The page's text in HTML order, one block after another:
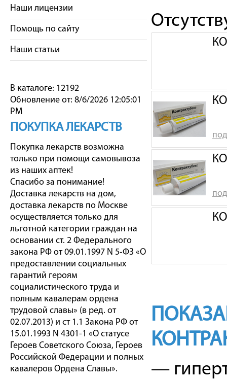
Наши лицензии
Помощь по сайту
Наши статьи
В каталоге: 12192
Обновление от: 8/6/2026 12:05:01
PM
ПОКУПКА ЛЕКАРСТВ
Покупка лекарств возможна
только при помощи самовывоза
из наших аптек!
Спасибо за понимание!
Доставка лекарств на дом,
доставка лекарств по Москве
осуществляется только для
льготной категории граждан на
основании ст. 2 Федерального
закона РФ от 09.01.1997 N 5-ФЗ «О
предоставлении социальных
гарантий героям
социалистического труда и
полным кавалерам ордена
трудовой славы» (в ред. от
02.07.2013) и ст 1.1 Закона РФ от
15.01.1993 N 4301-1 «О статусе
Героев Советского Союза, Героев
Российской Федерации и полных
кавалеров Ордена Славы».
—